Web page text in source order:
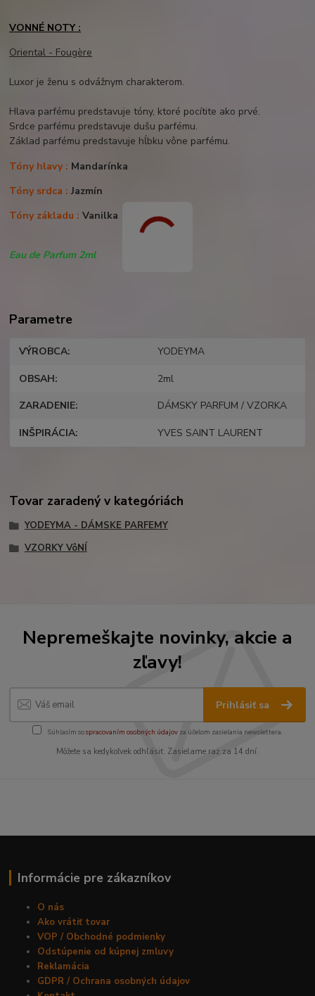
VONNÉ NOTY :
Oriental - Fougère
Luxor je ženu s odvážnym charakterom.
Hlava parfému predstavuje tóny, ktoré pocítite ako prvé.
Srdce parfému predstavuje dušu parfému.
Základ parfému predstavuje hĺbku vône parfému.
Tóny hlavy : Mandarínka
Tóny srdca :Jazmín
Tóny základu :Vanilka
Eau de Parfum 2ml
Parametre
VÝROBCA YODEYMA
OBSAH 2ml
ZARADENIE DÁMSKY PARFUM / VZORKA
INŠPIRÁCIA YVES SAINT LAURENT
Tovar zaradený v kategóriách
YODEYMA - DÁMSKE PARFEMY
VZORKY VôNÍ
Nepremeškajte novinky, akcie a
zľavy!
Prihlásiť sa
Súhlasím sospracovaním osobných údajov za účelom zasielania newslettera.
Môžete sa kedykoľvek odhlásiť. Zasielame raz za 14 dní.
Informácie pre zákazníkov
O nás
Ako vrátiť tovar
VOP / Obchodné podmienky
Odstúpenie od kúpnej zmluvy
Reklamácia
GDPR / Ochrana osobných údajov